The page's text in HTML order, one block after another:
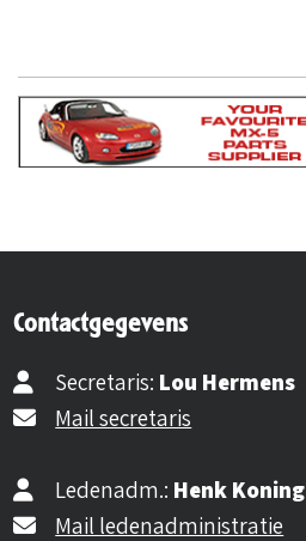
Contactgegevens
Secretaris: Lou Hermens
Mail secretaris
Ledenadm.: Henk Koning
Mail ledenadministratie